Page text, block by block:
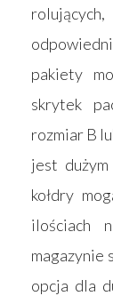
odpowiedni
pakiety
skrytek
rozmiar B
jest
kołdry
ilościach
magazynie
opcja dla